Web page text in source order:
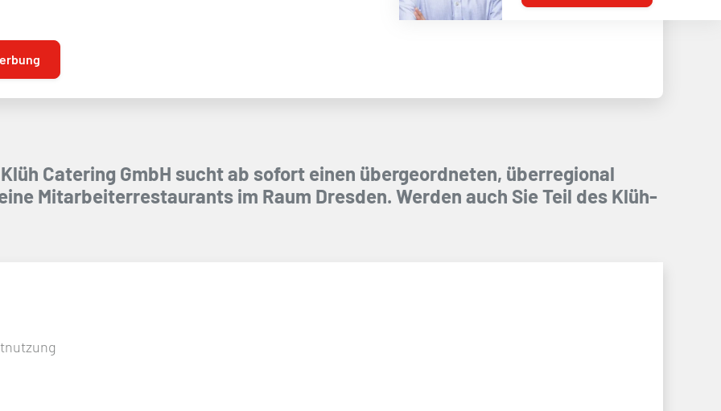
Catering GmbH sucht ab sofort einen übergeordneten, überregional
Mitarbeiterrestaurants im Raum Dresden. Werden auch Sie Teil des Klüh-